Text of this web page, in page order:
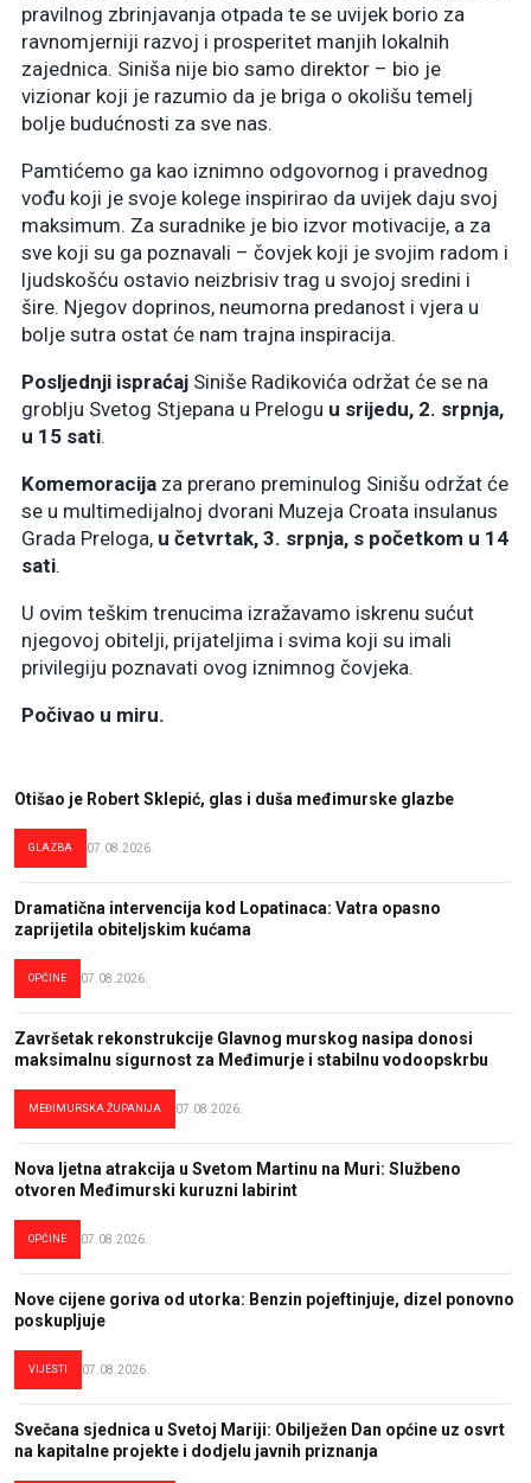
pravilnog zbrinjavanja otpada te se uvijek borio za
ravnomjerniji razvoj i prosperitet manjih lokalnih
zajednica. Siniša nije bio samo direktor – bio je
vizionar koji je razumio da je briga o okolišu temelj
bolje budućnosti za sve nas.
Pamtićemo ga kao iznimno odgovornog i pravednog
vođu koji je svoje kolege inspirirao da uvijek daju svoj
maksimum. Za suradnike je bio izvor motivacije, a za
sve koji su ga poznavali – čovjek koji je svojim radom i
ljudskošću ostavio neizbrisiv trag u svojoj sredini i
šire. Njegov doprinos, neumorna predanost i vjera u
bolje sutra ostat će nam trajna inspiracija.
Posljednji ispraćaj Siniše Radikovića održat će se na
groblju Svetog Stjepana u Prelogu u srijedu, 2. srpnja,
u 15 sati.
Komemoracija za prerano preminulog Sinišu održat će
se u multimedijalnoj dvorani Muzeja Croata insulanus
Grada Preloga, u četvrtak, 3. srpnja, s početkom u 14
sati.
U ovim teškim trenucima izražavamo iskrenu sućut
njegovoj obitelji, prijateljima i svima koji su imali
privilegiju poznavati ovog iznimnog čovjeka.
Počivao u miru.
Otišao je Robert Sklepić, glas i duša međimurske glazbe
GLAZBA 07.08.2026.
Dramatična intervencija kod Lopatinaca: Vatra opasno
zaprijetila obiteljskim kućama
OPĆINE 07.08.2026.
Završetak rekonstrukcije Glavnog murskog nasipa donosi
maksimalnu sigurnost za Međimurje i stabilnu vodoopskrbu
MEĐIMURSKA ŽUPANIJA 07.08.2026.
Nova ljetna atrakcija u Svetom Martinu na Muri: Službeno
otvoren Međimurski kuruzni labirint
OPĆINE 07.08.2026.
Nove cijene goriva od utorka: Benzin pojeftinjuje, dizel ponovno
poskupljuje
VIJESTI 07.08.2026.
Svečana sjednica u Svetoj Mariji: Obilježen Dan općine uz osvrt
na kapitalne projekte i dodjelu javnih priznanja